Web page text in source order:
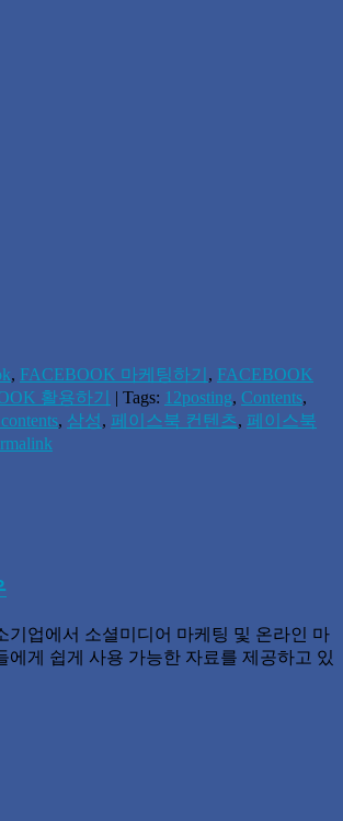
, FACEBOOK 마케팅하기 , FACEBOOK
활용하기 | Tags: 12posting, Contents,
, 삼성, 페이스북 컨텐츠, 페이스북
기업에서 소셜미디어 마케팅 및 온라인 마
에게 쉽게 사용 가능한 자료를 제공하고 있